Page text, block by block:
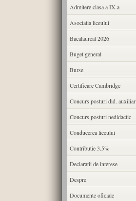
Admitere clasa a IX-a
Asociatia liceului
Bacalaureat 2026
Buget general
Burse
Certificare Cambridge
Concurs posturi did. auxiliar
Concurs posturi nedidactic
Conducerea liceului
Contributie 3.5%
Declaratii de interese
Despre
Documente oficiale